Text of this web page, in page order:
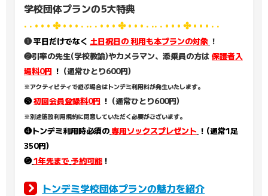
学校団体プランの5大特典
· · • • • ✤ • • • · ·· · • • • ✤ • • • · ·· · • • • ✤ • • • · ·
❶平日だけでなく 土日祝日の利用も本プランの対象 ！
❷引率の先生(学校教諭)やカメラマン、添乗員の方は 保護者入
場料0円 ！ (通常ひとり600円)
※アクティビティで遊ぶ場合はトンデミ利用料が発生いたします。
❸初回会員登録料0円 ！ (通常ひとり600円)
※別途施設利用規約に同意していただく必要がございます。
❹トンデミ利用時必須の 専用ソックスプレゼント ！(通常1足
350円)
❺1年先まで予約可能 ！
トンデミ学校団体プランの魅力を紹介